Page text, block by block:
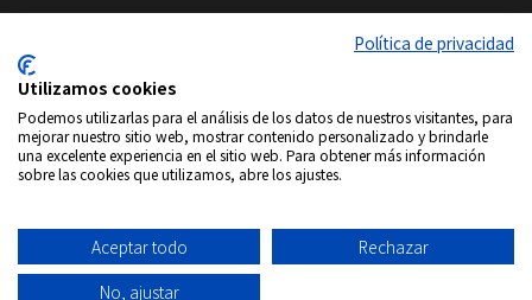
de uso
Somos
Política de privacidad
Utilizamos cookies
Podemos utilizarlas para el análisis de los datos de nuestros visitantes, para
mejorar nuestro sitio web, mostrar contenido personalizado y brindarle
una excelente experiencia en el sitio web. Para obtener más información
sobre las cookies que utilizamos, abre los ajustes.
Aceptar todo
Rechazar
No, ajustar